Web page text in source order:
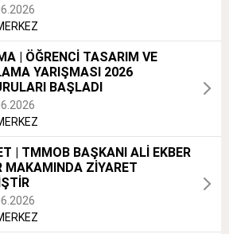
| ÖĞRENCİ TASARIM VE
YARIŞMASI 2026
BAŞLADI
| TMMOB BAŞKANI ALİ EKBER
MAKAMINDA ZİYARET